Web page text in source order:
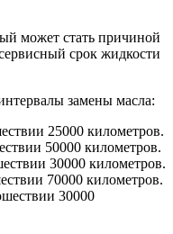
может стать причиной
срок жидкости
замены масла:
25000 километров.
50000 километров.
30000 километров.
70000 километров.
30000